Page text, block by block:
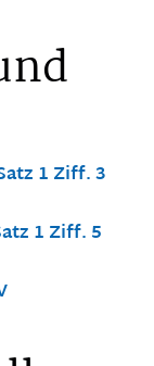
1 Ziff. 3
1 Ziff. 5